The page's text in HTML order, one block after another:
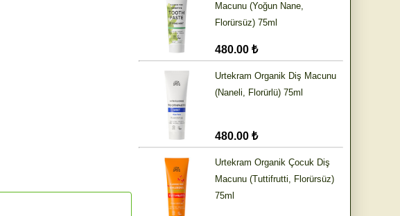
Macunu (Yoğun Nane,
Florürsüz) 75ml
480.00 ₺
Urtekram Organik Diş Macunu
(Naneli, Florürlü) 75ml
480.00 ₺
Urtekram Organik Çocuk Diş
Macunu (Tuttifrutti, Florürsüz)
75ml